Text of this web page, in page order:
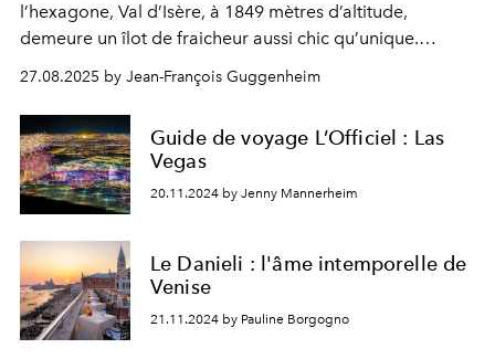
l’hexagone, Val d’Isère, à 1849 mètres d’altitude,
demeure un îlot de fraicheur aussi chic qu’unique.
Douces randonnées et grandes aventures, bien-être et
sport de haut niveau s’y pratiquent, jusqu’à l’été indien.
27.08.2025 by Jean-François Guggenheim
Guide de voyage L’Officiel : Las
Vegas
20.11.2024 by Jenny Mannerheim
Le Danieli : l'âme intemporelle de
Venise
21.11.2024 by Pauline Borgogno